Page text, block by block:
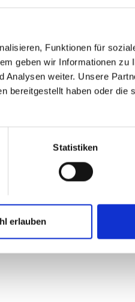
Funktionen für
geben wir Informationen zu
weiter. Unsere
bereitgestellt haben oder die
Statistiken
erlauben